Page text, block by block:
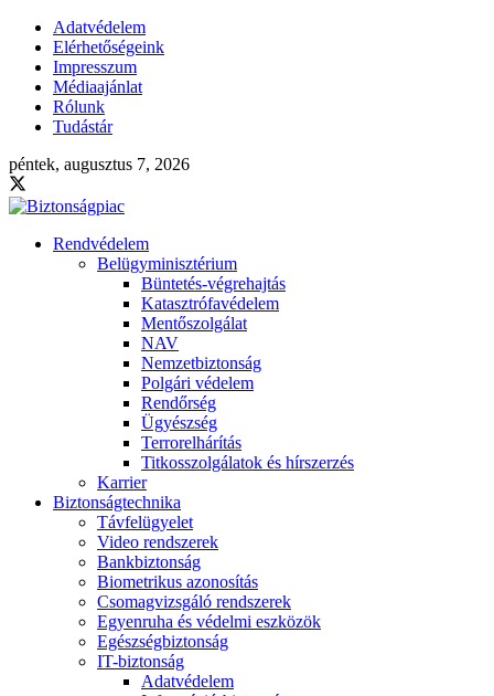
Adatvédelem
Elérhetőségeink
Impresszum
Médiaajánlat
Rólunk
Tudástár
péntek, augusztus 7, 2026
Rendvédelem
Belügyminisztérium
Büntetés-végrehajtás
Katasztrófavédelem
Mentőszolgálat
NAV
Nemzetbiztonság
Polgári védelem
Rendőrség
Ügyészség
Terrorelhárítás
Titkosszolgálatok és hírszerzés
Karrier
Biztonságtechnika
Távfelügyelet
Video rendszerek
Bankbiztonság
Biometrikus azonosítás
Csomagvizsgáló rendszerek
Egyenruha és védelmi eszközök
Egészségbiztonság
IT-biztonság
Adatvédelem